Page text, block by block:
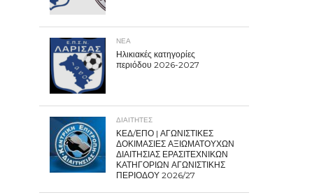
ΝΕΑ
Ηλικιακές κατηγορίες
περιόδου 2026-2027
ΔΙΑΙΤΗΤΕΣ
ΚΕΔ/ΕΠΟ | ΑΓΩΝΙΣΤΙΚΕΣ
ΔΟΚΙΜΑΣΙΕΣ ΑΞΙΩΜΑΤΟΥΧΩΝ
ΔΙΑΙΤΗΣΙΑΣ ΕΡΑΣΙΤΕΧΝΙΚΩΝ
ΚΑΤΗΓΟΡΙΩΝ ΑΓΩΝΙΣΤΙΚΗΣ
ΠΕΡΙΟΔΟΥ 2026/27